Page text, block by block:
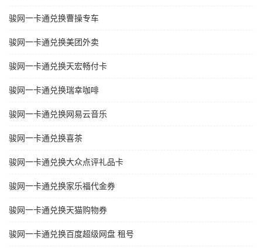
骏网一卡通兑换曹操专车
骏网一卡通兑换美团外卖
骏网一卡通兑换天宏畅付卡
骏网一卡通兑换瑞幸咖啡
骏网一卡通兑换网易云音乐
骏网一卡通兑换喜茶
骏网一卡通兑换大众点评礼品卡
骏网一卡通兑换家乐福代金券
骏网一卡通兑换天猫购物券
骏网一卡通兑换百度超级网盘 租号